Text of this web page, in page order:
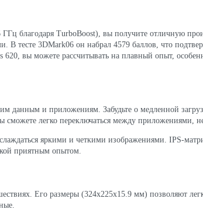
благодаря TurboBoost), вы получите отличную
тесте 3DMark06 он набрал 4579 баллов, что
вы можете рассчитывать на плавный опыт,
данным и приложениям. Забудьте о медленной
легко переключаться между приложениями, не
яркими и четкими изображениями. IPS-
приятным опытом.
Его размеры (324x225x15.9 мм) позволяют